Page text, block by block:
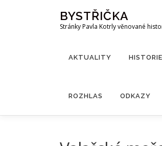
BYSTŘIČKA
Stránky Pavla Kotrly věnované
AKTUALITY HISTORIE
ROZHLAS ODKAZY